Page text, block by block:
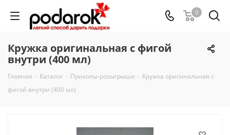
0
Кружка оригинальная с фигой
внутри (400 мл)
Главная - Каталог - Приколы-розыгрыши - Кружка оригинальная с
фигой внутри (400 мл)